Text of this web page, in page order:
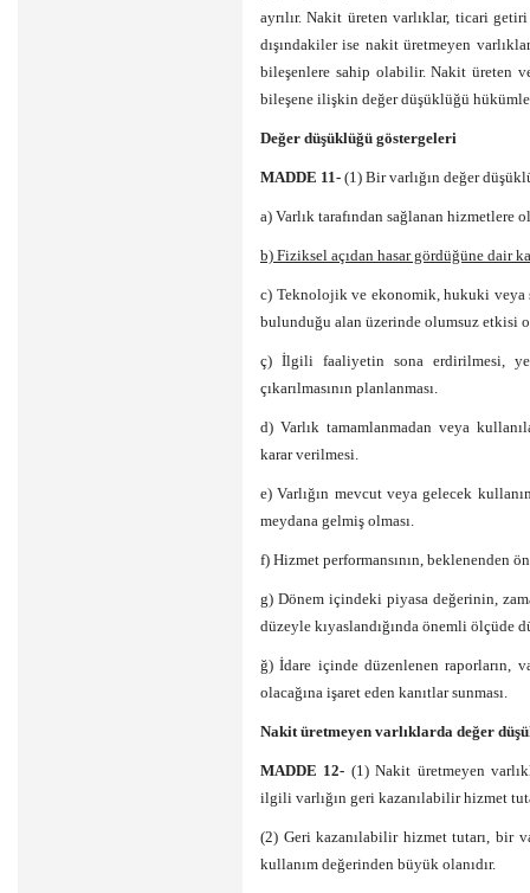
ayrılır. Nakit üreten varlıklar, ticari
dışındakiler ise nakit üretmeyen
bileşenlere sahip olabilir. Nakit üreten
bileşene ilişkin değer düşüklüğü
Değer düşüklüğü göstergeleri
MADDE 11- (1) Bir varlığın değer
a) Varlık tarafından sağlanan hizmetlere
b) Fiziksel açıdan hasar gördüğüne dair
c) Teknolojik ve ekonomik, hukuki veya
bulunduğu alan üzerinde olumsuz etkisi
ç) İlgili faaliyetin sona erdirilmesi,
çıkarılmasının planlanması.
d) Varlık tamamlanmadan veya
karar verilmesi.
e) Varlığın mevcut veya gelecek
meydana gelmiş olması.
f) Hizmet performansının, beklenenden
g) Dönem içindeki piyasa değerinin,
düzeyle kıyaslandığında önemli ölçüde
ğ) İdare içinde düzenlenen raporların,
olacağına işaret eden kanıtlar sunması.
Nakit üretmeyen varlıklarda değer
MADDE 12- (1) Nakit üretmeyen
ilgili varlığın geri kazanılabilir hizmet
(2) Geri kazanılabilir hizmet tutarı, bir
kullanım değerinden büyük olanıdır.